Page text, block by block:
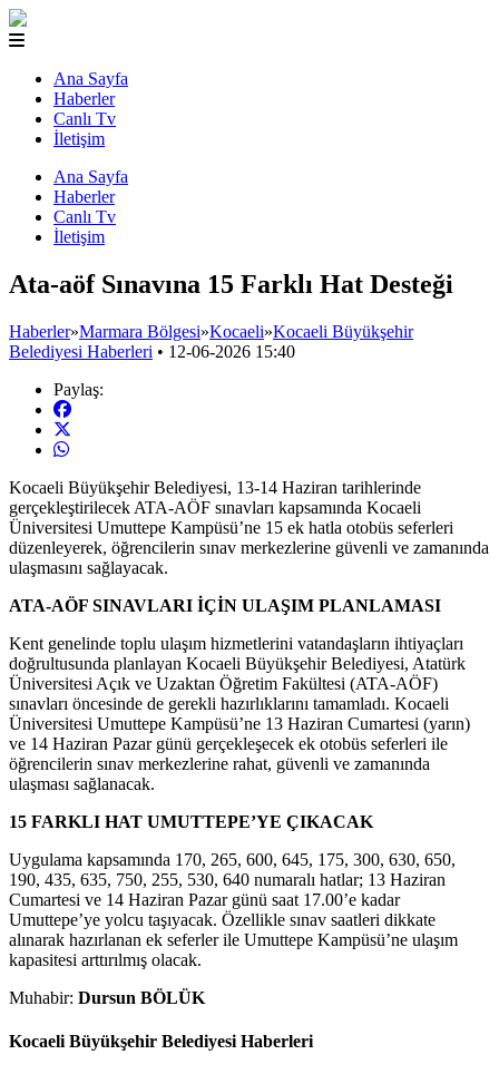
Ana Sayfa
Haberler
Canlı Tv
İletişim
Ana Sayfa
Haberler
Canlı Tv
İletişim
Ata-aöf Sınavına 15 Farklı Hat Desteği
Haberler»Marmara Bölgesi»Kocaeli»Kocaeli Büyükşehir
Belediyesi Haberleri • 12-06-2026 15:40
Paylaş:
Kocaeli Büyükşehir Belediyesi, 13-14 Haziran tarihlerinde
gerçekleştirilecek ATA-AÖF sınavları kapsamında Kocaeli
Üniversitesi Umuttepe Kampüsü’ne 15 ek hatla otobüs seferleri
düzenleyerek, öğrencilerin sınav merkezlerine güvenli ve zamanında
ulaşmasını sağlayacak.
ATA-AÖF SINAVLARI İÇİN ULAŞIM PLANLAMASI
Kent genelinde toplu ulaşım hizmetlerini vatandaşların ihtiyaçları
doğrultusunda planlayan Kocaeli Büyükşehir Belediyesi, Atatürk
Üniversitesi Açık ve Uzaktan Öğretim Fakültesi (ATA-AÖF)
sınavları öncesinde de gerekli hazırlıklarını tamamladı. Kocaeli
Üniversitesi Umuttepe Kampüsü’ne 13 Haziran Cumartesi (yarın)
ve 14 Haziran Pazar günü gerçekleşecek ek otobüs seferleri ile
öğrencilerin sınav merkezlerine rahat, güvenli ve zamanında
ulaşması sağlanacak.
15 FARKLI HAT UMUTTEPE’YE ÇIKACAK
Uygulama kapsamında 170, 265, 600, 645, 175, 300, 630, 650,
190, 435, 635, 750, 255, 530, 640 numaralı hatlar; 13 Haziran
Cumartesi ve 14 Haziran Pazar günü saat 17.00’e kadar
Umuttepe’ye yolcu taşıyacak. Özellikle sınav saatleri dikkate
alınarak hazırlanan ek seferler ile Umuttepe Kampüsü’ne ulaşım
kapasitesi arttırılmış olacak.
Muhabir: Dursun BÖLÜK
Kocaeli Büyükşehir Belediyesi Haberleri